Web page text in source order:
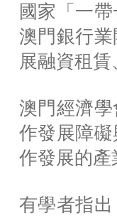
國家「一
澳門銀行
展融資租
澳門經濟
作發展障
作發展的
有學者指